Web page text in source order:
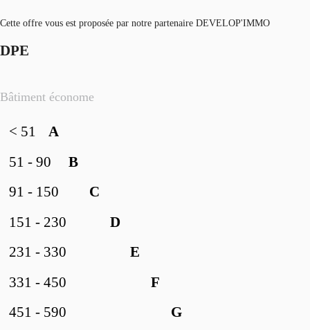
Cette offre vous est proposée par notre partenaire DEVELOP'IMMO
DPE
Bâtiment économe
A
< 51
B
51 - 90
C
91 - 150
D
151 - 230
E
231 - 330
F
331 - 450
G
451 - 590